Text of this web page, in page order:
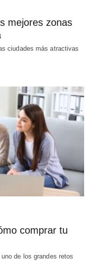
mejores zonas
ciudades más atractivas
comprar tu
de los grandes retos